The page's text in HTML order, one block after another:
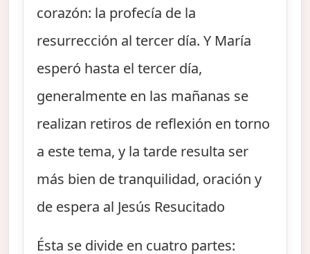
corazón: la profecía de la
resurrección al tercer día. Y María
esperó hasta el tercer día,
generalmente en las mañanas se
realizan retiros de reflexión en torno
a este tema, y la tarde resulta ser
más bien de tranquilidad, oración y
de espera al Jesús Resucitado
Ésta se divide en cuatro partes: